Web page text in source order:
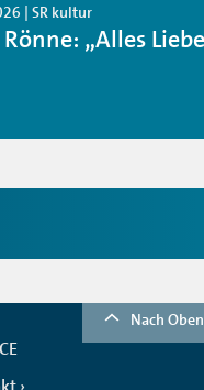
| SR kultur
„Alles
Nach Oben